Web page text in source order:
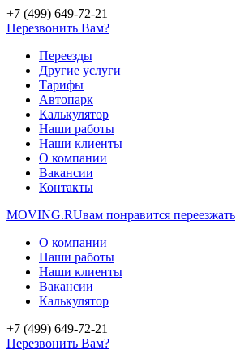
+7 (499) 649-72-21
Перезвонить Вам?
Переезды
Другие услуги
Тарифы
Автопарк
Калькулятор
Наши работы
Наши клиенты
О компании
Вакансии
Контакты
MOVING.RUвам понравится переезжать
О компании
Наши работы
Наши клиенты
Вакансии
Калькулятор
+7 (499) 649-72-21
Перезвонить Вам?